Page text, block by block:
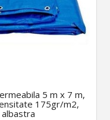
5 m x 7 m,
175gr/m2,
albastra